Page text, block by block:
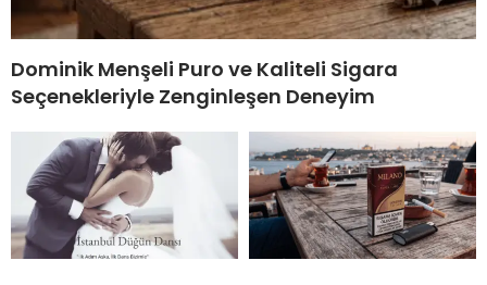
Dominik Menşeli Puro ve Kaliteli Sigara
Seçenekleriyle Zenginleşen Deneyim